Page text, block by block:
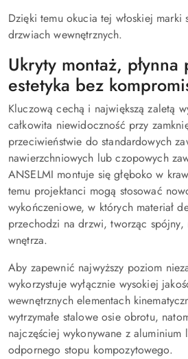
Dzięki temu okucia tej włoskiej marki
drzwiach wewnętrznych.
Ukryty montaż, płynna
estetyka bez
Kluczową cechą i największą zaletą
całkowita niewidoczność przy
przeciwieństwie do standardowych
nawierzchniowych lub czopowych
ANSELMI montuje się głęboko w
temu projektanci mogą stosować
wykończeniowe, w których materiał
przechodzi na drzwi, tworząc
wnętrza.
Aby zapewnić najwyższy poziom
wykorzystuje wyłącznie wysokiej
wewnętrznych elementach
wytrzymałe stalowe osie obrotu,
najczęściej wykonywane z aluminium
odpornego stopu kompozytowego.